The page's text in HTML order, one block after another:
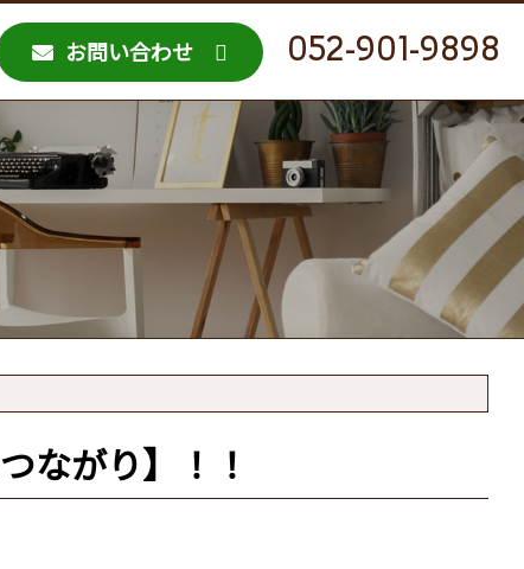
お問い合わせ 052-901-9898
ながり】！！